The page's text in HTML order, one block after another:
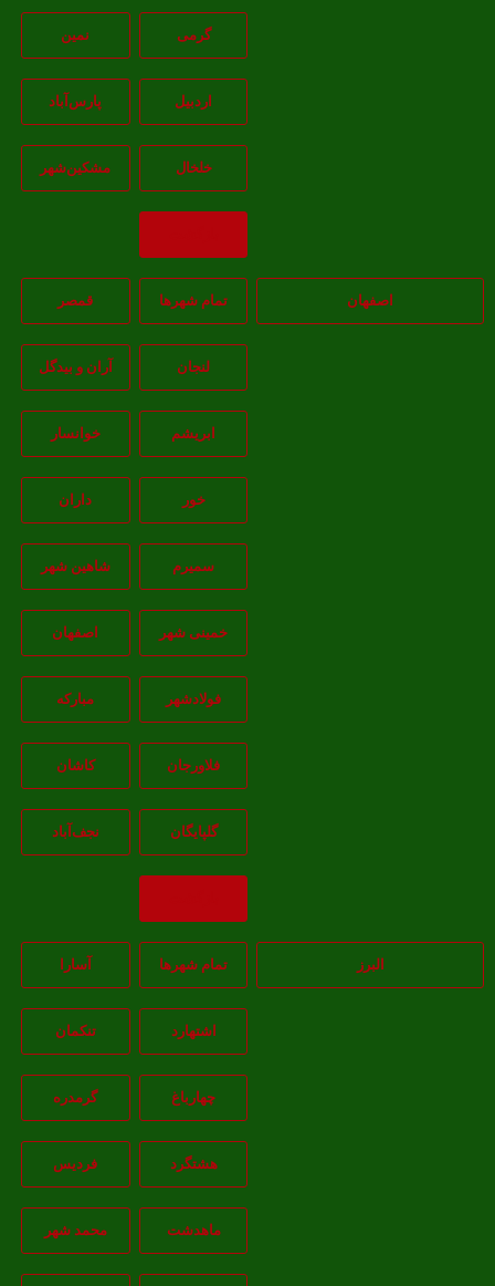
گرمی نمین
اردبيل پارس‌آباد
خلخال مشکين‌شهر
اصفهان تمام شهر‌ها قمصر
لنجان آران و بیدگل
ابریشم خوانسار
خور داران
سمیرم شاهین شهر
خمینی شهر اصفهان
فولادشهر مبارکه
فلاورجان کاشان
گلپايگان نجف‌آباد
البرز تمام شهر‌ها آسارا
اشتهارد تنکمان
چهارباغ گرمدره
هشتگرد فردیس
ماهدشت محمد شهر